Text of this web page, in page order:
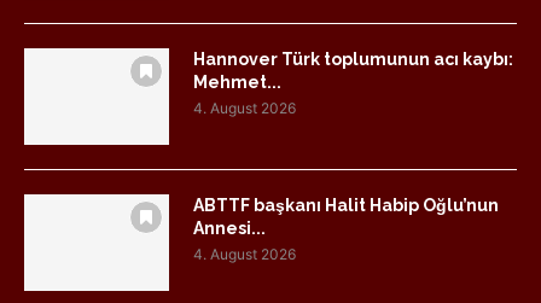
Hannover Türk toplumunun acı kaybı:
Mehmet...
4. August 2026
ABTTF başkanı Halit Habip Oğlu’nun
Annesi...
4. August 2026